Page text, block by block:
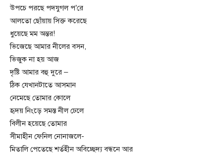
উপচে পরছে পদযুগল প’রে
আলতো ছোঁয়ায় সিক্ত করেছে
ধুয়েছে মম অন্তর!
ভিজেছে আমার নীলের বসন,
ভিজুক না হয় আজ
দৃষ্টি আমার বহু দুরে –
ঠিক যেখানটাতে আসমান
নেমেছে তোমার কোলে
হৃদয় নিংড়ে সমস্ত নীল ঢেলে
বিলীন হয়েছে তোমার
সীমাহীন ফেনিল নোনাজলে-
মিতালি পেতেছে শর্তহীন অবিচ্ছেদ্য বন্ধনে আর